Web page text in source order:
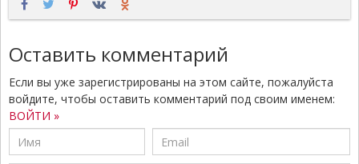
Оставить комментарий
Если вы уже зарегистрированы на этом сайте, пожалуйста
войдите, чтобы оставить комментарий под своим именем:
ВОЙТИ »